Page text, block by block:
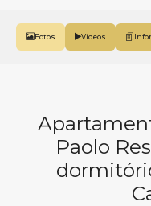
Fotos Vídeos
Paolo